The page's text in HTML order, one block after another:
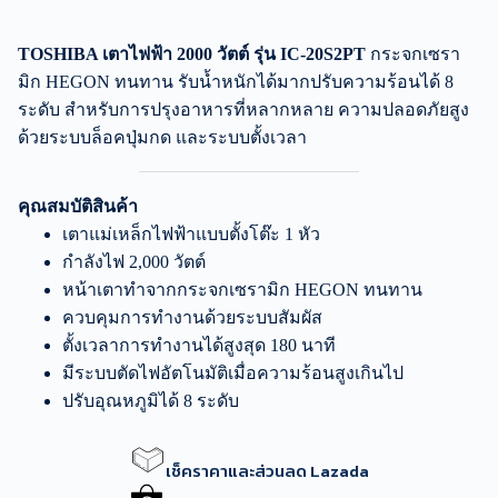
TOSHIBA เตาไฟฟ้า 2000 วัตต์ รุ่น IC-20S2PT กระจกเซรา
มิก HEGON ทนทาน รับน้ำหนักได้มากปรับความร้อนได้ 8
ระดับ สำหรับการปรุงอาหารที่หลากหลาย ความปลอดภัยสูง
ด้วยระบบล็อคปุ่มกด และระบบตั้งเวลา
คุณสมบัติสินค้า
เตาแม่เหล็กไฟฟ้าแบบตั้งโต๊ะ 1 หัว
กำลังไฟ 2,000 วัตต์
หน้าเตาทำจากกระจกเซรามิก HEGON ทนทาน
ควบคุมการทำงานด้วยระบบสัมผัส
ตั้งเวลาการทำงานได้สูงสุด 180 นาที
มีระบบตัดไฟอัตโนมัติเมื่อความร้อนสูงเกินไป
ปรับอุณหภูมิได้ 8 ระดับ
เช็คราคาและส่วนลด Lazada